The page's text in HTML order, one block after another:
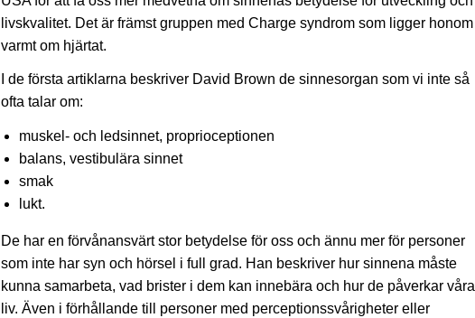
livskvalitet. Det är främst gruppen med Charge syndrom som ligger honom
varmt om hjärtat.
I de första artiklarna beskriver David Brown de sinnesorgan som vi inte så
ofta talar om:
muskel- och ledsinnet, proprioceptionen
balans, vestibulära sinnet
smak
lukt.
De har en förvånansvärt stor betydelse för oss och ännu mer för personer
som inte har syn och hörsel i full grad. Han beskriver hur sinnena måste
kunna samarbeta, vad brister i dem kan innebära och hur de påverkar våra
liv. Även i förhållande till personer med perceptionssvårigheter eller